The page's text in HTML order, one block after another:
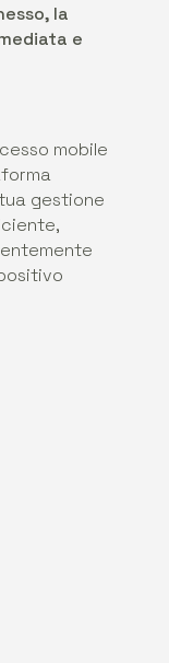
la
e
mobile
gestione